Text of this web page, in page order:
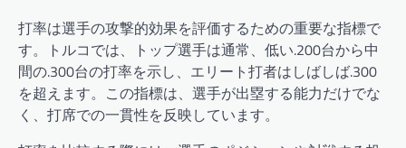
打率は選手の攻撃的効果を評価するための重要な指標で
す。トルコでは、トップ選手は通常、低い.200台から中
間の.300台の打率を示し、エリート打者はしばしば.300
を超えます。この指標は、選手が出塁する能力だけでな
く、打席での一貫性を反映しています。